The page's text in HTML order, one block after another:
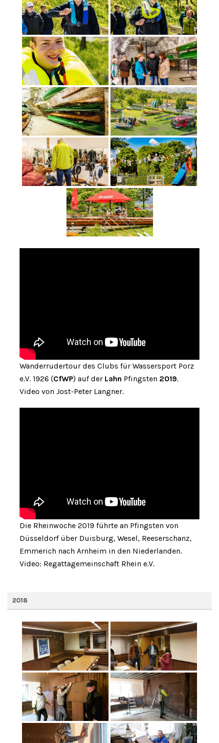
Wanderrudertour des Clubs für Wassersport Porz
e.V. 1926 (CfWP) auf der Lahn Pfingsten 2019.
Video von Jost-Peter Langner.
Die Rheinwoche 2019 führte an Pfingsten von
Düsseldorf über Duisburg, Wesel, Reeserschanz,
Emmerich nach Arnheim in den Niederlanden.
Video: Regattagemeinschaft Rhein e.V.
2018